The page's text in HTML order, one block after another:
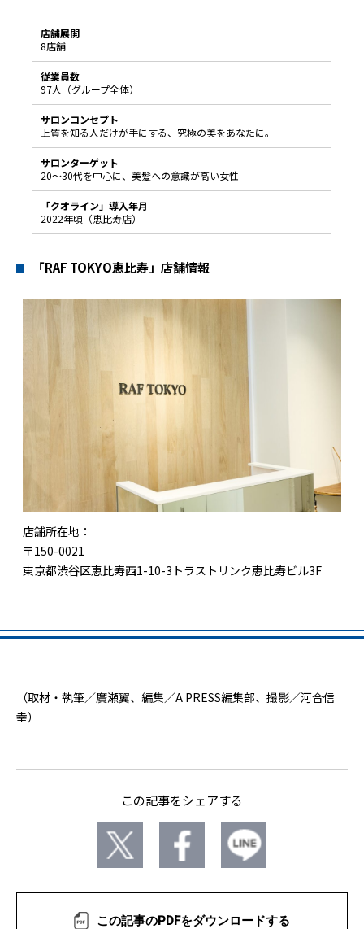
店舗展開
8店舗
従業員数
97人（グループ全体）
サロンコンセプト
上質を知る人だけが手にする、究極の美をあなたに。
サロンターゲット
20〜30代を中心に、美髪への意識が高い女性
「クオライン」導入年月
2022年頃（恵比寿店）
「RAF TOKYO恵比寿」店舗情報
店舗所在地：
〒150-0021
東京都渋谷区恵比寿西1-10-3トラストリンク恵比寿ビル3F
（取材・執筆／廣瀬翼、編集／A PRESS編集部、撮影／河合信
幸）
この記事をシェアする
この記事のPDFをダウンロードする